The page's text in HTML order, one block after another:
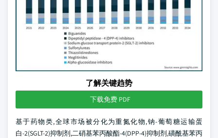
了解关键趋势
下载免费 PDF
基于药物类,全球市场被分化为重氮化物,钠-葡萄糖运输蛋
白-2(SGLT-2)抑制剂,二硝基苯丙酸酯-4(DPP-4)抑制剂,磺酰基苯丙